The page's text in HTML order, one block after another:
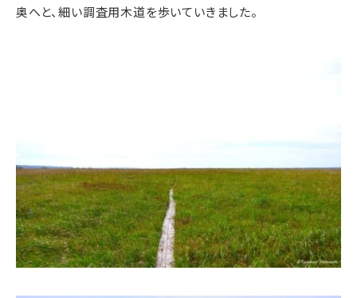
奥へと、細い調査用木道を歩いていきました。